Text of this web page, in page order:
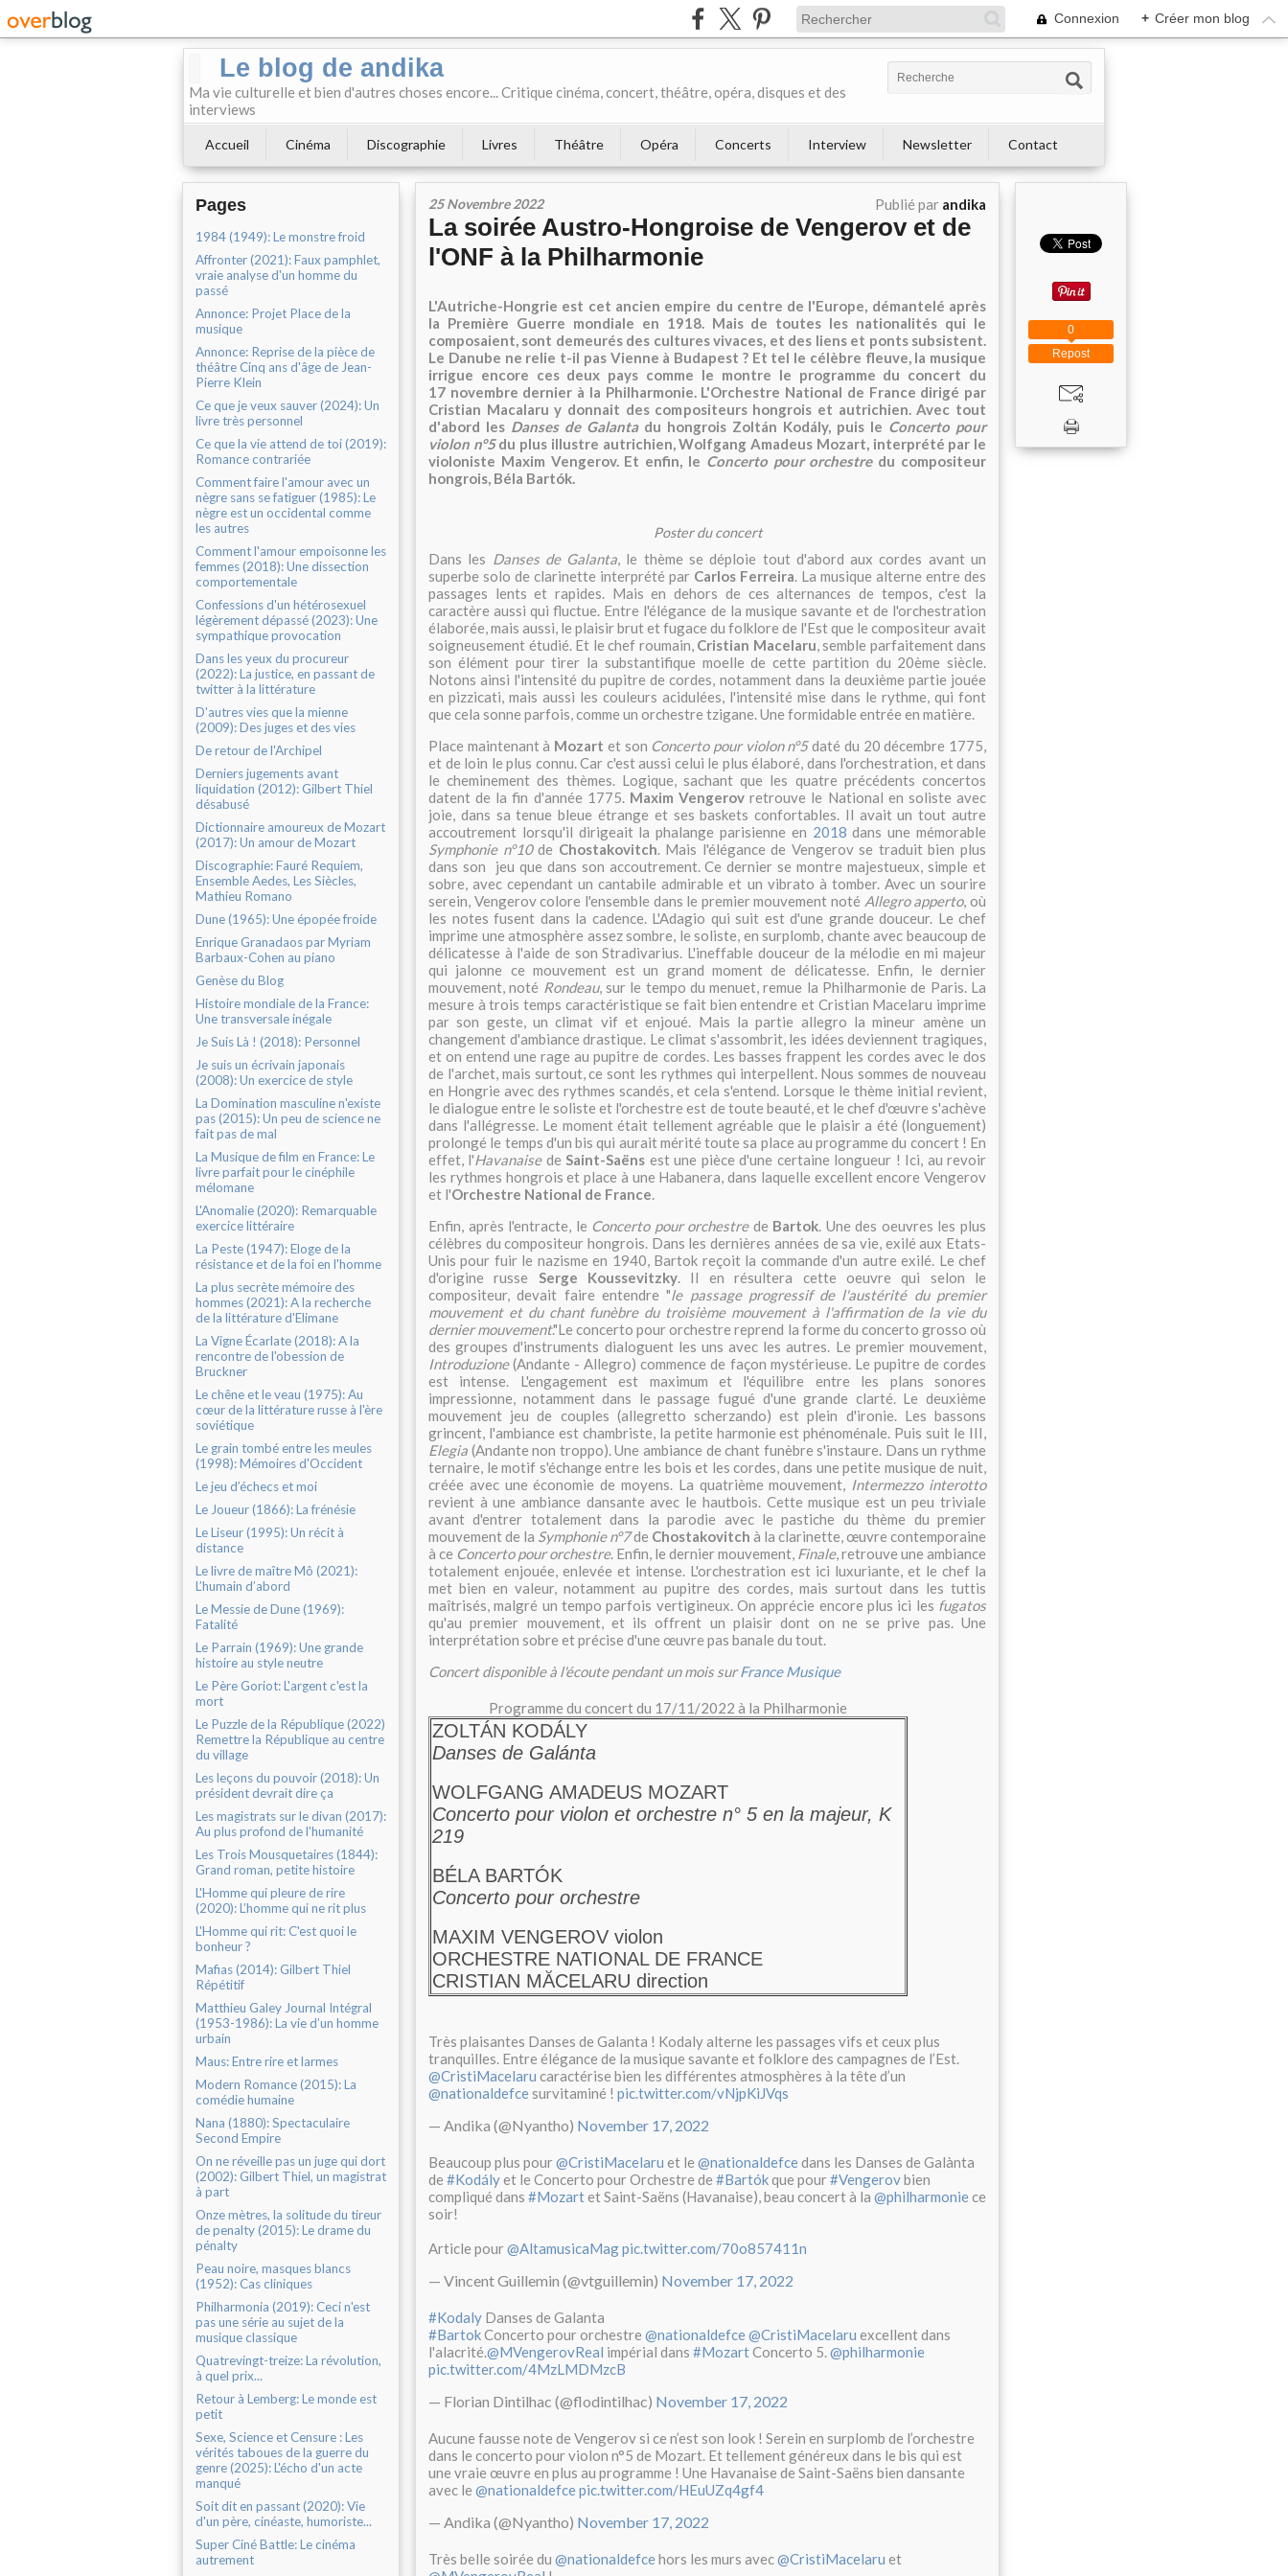
Connexion + Créer mon blog
Le blog de andika
Ma vie culturelle et bien d'autres choses encore... Critique cinéma, concert, théâtre, opéra, disques et des
interviews
Accueil Cinéma Discographie Livres Théâtre Opéra Concerts Interview Newsletter Contact
Pages
1984 (1949): Le monstre froid
Affronter (2021): Faux pamphlet,
vraie analyse d'un homme du
passé
Annonce: Projet Place de la
musique
Annonce: Reprise de la pièce de
théâtre Cinq ans d'âge de Jean-
Pierre Klein
Ce que je veux sauver (2024): Un
livre très personnel
Ce que la vie attend de toi (2019):
Romance contrariée
Comment faire l'amour avec un
nègre sans se fatiguer (1985): Le
nègre est un occidental comme
les autres
Comment l'amour empoisonne les
femmes (2018): Une dissection
comportementale
Confessions d'un hétérosexuel
légèrement dépassé (2023): Une
sympathique provocation
Dans les yeux du procureur
(2022): La justice, en passant de
twitter à la littérature
D'autres vies que la mienne
(2009): Des juges et des vies
De retour de l'Archipel
Derniers jugements avant
liquidation (2012): Gilbert Thiel
désabusé
Dictionnaire amoureux de Mozart
(2017): Un amour de Mozart
Discographie: Fauré Requiem,
Ensemble Aedes, Les Siècles,
Mathieu Romano
Dune (1965): Une épopée froide
Enrique Granadaos par Myriam
Barbaux-Cohen au piano
Genèse du Blog
Histoire mondiale de la France:
Une transversale inégale
Je Suis Là ! (2018): Personnel
Je suis un écrivain japonais
(2008): Un exercice de style
La Domination masculine n'existe
pas (2015): Un peu de science ne
fait pas de mal
La Musique de film en France: Le
livre parfait pour le cinéphile
mélomane
L'Anomalie (2020): Remarquable
exercice littéraire
La Peste (1947): Eloge de la
résistance et de la foi en l'homme
La plus secrète mémoire des
hommes (2021): A la recherche
de la littérature d'Elimane
La Vigne Écarlate (2018): A la
rencontre de l'obession de
Bruckner
Le chêne et le veau (1975): Au
cœur de la littérature russe à l'ère
soviétique
Le grain tombé entre les meules
(1998): Mémoires d'Occident
Le jeu d’échecs et moi
Le Joueur (1866): La frénésie
Le Liseur (1995): Un récit à
distance
Le livre de maître Mô (2021):
L’humain d’abord
Le Messie de Dune (1969):
Fatalité
Le Parrain (1969): Une grande
histoire au style neutre
Le Père Goriot: L'argent c'est la
mort
Le Puzzle de la République (2022)
Remettre la République au centre
du village
Les leçons du pouvoir (2018): Un
président devrait dire ça
Les magistrats sur le divan (2017):
Au plus profond de l'humanité
Les Trois Mousquetaires (1844):
Grand roman, petite histoire
L'Homme qui pleure de rire
(2020): L’homme qui ne rit plus
L'Homme qui rit: C'est quoi le
bonheur ?
Mafias (2014): Gilbert Thiel
Répétitif
Matthieu Galey Journal Intégral
(1953-1986): La vie d’un homme
urbain
Maus: Entre rire et larmes
Modern Romance (2015): La
comédie humaine
Nana (1880): Spectaculaire
Second Empire
On ne réveille pas un juge qui dort
(2002): Gilbert Thiel, un magistrat
à part
Onze mètres, la solitude du tireur
de penalty (2015): Le drame du
pénalty
Peau noire, masques blancs
(1952): Cas cliniques
Philharmonia (2019): Ceci n'est
pas une série au sujet de la
musique classique
Quatrevingt-treize: La révolution,
à quel prix...
Retour à Lemberg: Le monde est
petit
Sexe, Science et Censure : Les
vérités taboues de la guerre du
genre (2025): L'écho d'un acte
manqué
Soit dit en passant (2020): Vie
d'un père, cinéaste, humoriste...
Super Ciné Battle: Le cinéma
autrement
25 Novembre 2022 Publié par andika
La soirée Austro-Hongroise de Vengerov et de
l'ONF à la Philharmonie
L'Autriche-Hongrie est cet ancien empire du centre de l'Europe, démantelé après
la Première Guerre mondiale en 1918. Mais de toutes les nationalités qui le
composaient, sont demeurés des cultures vivaces, et des liens et ponts subsistent.
Le Danube ne relie t-il pas Vienne à Budapest ? Et tel le célèbre fleuve, la musique
irrigue encore ces deux pays comme le montre le programme du concert du
17 novembre dernier à la Philharmonie. L'Orchestre National de France dirigé par
Cristian Macalaru y donnait des compositeurs hongrois et autrichien. Avec tout
d'abord les Danses de Galantadu hongrois Zoltán Kodály, puis le Concerto pour
violon n°5du plus illustre autrichien, Wolfgang Amadeus Mozart, interprété par le
violoniste Maxim Vengerov. Et enfin, le Concerto pour orchestredu compositeur
hongrois, Béla Bartók.
Poster du concert
Dans les Danses de Galanta, le thème se déploie tout d'abord aux cordes avant un
superbe solo de clarinette interprété par Carlos Ferreira. La musique alterne entre des
passages lents et rapides. Mais en dehors de ces alternances de tempos, c'est la
caractère aussi qui fluctue. Entre l'élégance de la musique savante et de l'orchestration
élaborée, mais aussi, le plaisir brut et fugace du folklore de l'Est que le compositeur avait
soigneusement étudié. Et le chef roumain, Cristian Macelaru, semble parfaitement dans
son élément pour tirer la substantifique moelle de cette partition du 20ème siècle.
Notons ainsi l'intensité du pupitre de cordes, notamment dans la deuxième partie jouée
en pizzicati, mais aussi les couleurs acidulées, l'intensité mise dans le rythme, qui font
que cela sonne parfois, comme un orchestre tzigane. Une formidable entrée en matière.
Place maintenant à Mozart et son Concerto pour violon n°5daté du 20 décembre 1775,
et de loin le plus connu. Car c'est aussi celui le plus élaboré, dans l'orchestration, et dans
le cheminement des thèmes. Logique, sachant que les quatre précédents concertos
datent de la fin d'année 1775. Maxim Vengerovretrouve le National en soliste avec
joie, dans sa tenue bleue étrange et ses baskets confortables. Il avait un tout autre
accoutrement lorsqu'il dirigeait la phalange parisienne en 2018 dans une mémorable
Symphonie n°10de Chostakovitch. Mais l'élégance de Vengerov se traduit bien plus
dans son jeu que dans son accoutrement. Ce dernier se montre majestueux, simple et
sobre, avec cependant un cantabile admirable et un vibrato à tomber. Avec un sourire
serein, Vengerov colore l'ensemble dans le premier mouvement noté Allegro apperto, où
les notes fusent dans la cadence. L'Adagio qui suit est d'une grande douceur. Le chef
imprime une atmosphère assez sombre, le soliste, en surplomb, chante avec beaucoup de
délicatesse à l'aide de son Stradivarius. L'ineffable douceur de la mélodie en mi majeur
qui jalonne ce mouvement est un grand moment de délicatesse. Enfin, le dernier
mouvement, noté Rondeau, sur le tempo du menuet, remue la Philharmonie de Paris. La
mesure à trois temps caractéristique se fait bien entendre et Cristian Macelaru imprime
par son geste, un climat vif et enjoué. Mais la partie allegro la mineur amène un
changement d'ambiance drastique. Le climat s'assombrit, les idées deviennent tragiques,
et on entend une rage au pupitre de cordes. Les basses frappent les cordes avec le dos
de l'archet, mais surtout, ce sont les rythmes qui interpellent. Nous sommes de nouveau
en Hongrie avec des rythmes scandés, et cela s'entend. Lorsque le thème initial revient,
le dialogue entre le soliste et l'orchestre est de toute beauté, et le chef d'œuvre s'achève
dans l'allégresse. Le moment était tellement agréable que le plaisir a été (longuement)
prolongé le temps d'un bis qui aurait mérité toute sa place au programme du concert ! En
effet, l'HavanaisedeSaint-Saëns est une pièce d'une certaine longueur ! Ici, au revoir
les rythmes hongrois et place à une Habanera, dans laquelle excellent encore Vengerov
et l'Orchestre National de France.
Enfin, après l'entracte, le Concerto pour orchestrede Bartok. Une des oeuvres les plus
célèbres du compositeur hongrois. Dans les dernières années de sa vie, exilé aux Etats-
Unis pour fuir le nazisme en 1940, Bartok reçoit la commande d'un autre exilé. Le chef
d'origine russe Serge Koussevitzky. Il en résultera cette oeuvre qui selon le
compositeur, devait faire entendre "le passage progressif de l'austérité du premier
mouvement et du chant funèbre du troisième mouvement à l'affirmation de la vie du
dernier mouvement."Le concerto pour orchestre reprend la forme du concerto grosso où
des groupes d'instruments dialoguent les uns avec les autres. Le premier mouvement,
Introduzione(Andante - Allegro) commence de façon mystérieuse. Le pupitre de cordes
est intense. L'engagement est maximum et l'équilibre entre les plans sonores
impressionne, notamment dans le passage fugué d'une grande clarté. Le deuxième
mouvement jeu de couples (allegretto scherzando) est plein d'ironie. Les bassons
grincent, l'ambiance est chambriste, la petite harmonie est phénoménale. Puis suit le III,
Elegia (Andante non troppo). Une ambiance de chant funèbre s'instaure. Dans un rythme
ternaire, le motif s'échange entre les bois et les cordes, dans une petite musique de nuit,
créée avec une économie de moyens. La quatrième mouvement, Intermezzo interotto
revient à une ambiance dansante avec le hautbois. Cette musique est un peu triviale
avant d'entrer totalement dans la parodie avec le pastiche du thème du premier
mouvement de la Symphonie n°7de Chostakovitch à la clarinette, œuvre contemporaine
à ce Concerto pour orchestre. Enfin, le dernier mouvement, Finale, retrouve une ambiance
totalement enjouée, enlevée et intense. L'orchestration est ici luxuriante, et le chef la
met bien en valeur, notamment au pupitre des cordes, mais surtout dans les tuttis
maîtrisés, malgré un tempo parfois vertigineux. On apprécie encore plus ici les fugatos
qu'au premier mouvement, et ils offrent un plaisir dont on ne se prive pas. Une
interprétation sobre et précise d'une œuvre pas banale du tout.
Concert disponible à l'écoute pendant un mois surFrance Musique
Programme du concert du 17/11/2022 à la Philharmonie
ZOLTÁN KODÁLY
Danses de Galánta
WOLFGANG AMADEUS MOZART
Concerto pour violon et orchestre n° 5 en la majeur, K
219
BÉLA BARTÓK
Concerto pour orchestre
MAXIM VENGEROV violon
ORCHESTRE NATIONAL DE FRANCE
CRISTIAN MĂCELARU direction
Très plaisantes Danses de Galanta ! Kodaly alterne les passages vifs et ceux plus
tranquilles. Entre élégance de la musique savante et folklore des campagnes de l’Est.
@CristiMacelaru caractérise bien les différentes atmosphères à la tête d’un
@nationaldefcesurvitaminé ! pic.twitter.com/vNjpKiJVqs
— Andika (@Nyantho) November 17, 2022
Beaucoup plus pour@CristiMacelaru et le @nationaldefcedans les Danses de Galànta
de #Kodályet le Concerto pour Orchestre de #Bartókque pour#Vengerovbien
compliqué dans #Mozartet Saint-Saëns (Havanaise), beau concert à la @philharmoniece
soir!
Article pour@AltamusicaMagpic.twitter.com/70o857411n
— Vincent Guillemin (@vtguillemin) November 17, 2022
#Kodaly Danses de Galanta
#BartokConcerto pour orchestre @nationaldefce@CristiMacelaru excellent dans
l'alacrité.@MVengerovReal impérial dans #MozartConcerto 5.@philharmonie
pic.twitter.com/4MzLMDMzcB
— Florian Dintilhac (@flodintilhac) November 17, 2022
Aucune fausse note de Vengerov si ce n’est son look ! Serein en surplomb de l’orchestre
dans le concerto pour violon n°5 de Mozart. Et tellement généreux dans le bis qui est
une vraie œuvre en plus au programme ! Une Havanaise de Saint-Saëns bien dansante
avec le @nationaldefcepic.twitter.com/HEuUZq4gf4
— Andika (@Nyantho) November 17, 2022
Très belle soirée du @nationaldefcehors les murs avec@CristiMacelaru et
Repost
0